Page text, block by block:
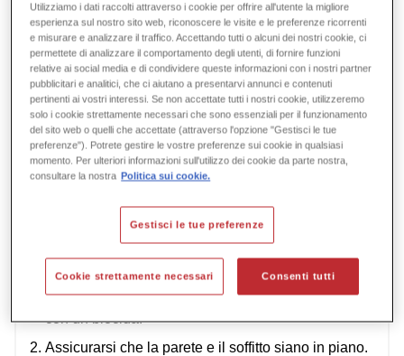
Come utilizzare il prodotto Documentazione Specifiche:
Domande frequenti (FAQ) Informazioni sulla sicurezza
vernice e materiali organici dalla parete e dal
soffitto. In caso di crescita di muffe, pulire la parete
con un biocida.
Assicurarsi che la parete e il soffitto siano in piano.
Utilizziamo i dati raccolti attraverso i cookie per offrire all'utente la migliore
esperienza sul nostro sito web, riconoscere le visite e le preferenze ricorrenti
e misurare e analizzare il traffico. Accettando tutti o alcuni dei nostri cookie, ci
permettete di analizzare il comportamento degli utenti, di fornire funzioni
relative ai social media e di condividere queste informazioni con i nostri partner
pubblicitari e analitici, che ci aiutano a presentarvi annunci e contenuti
pertinenti ai vostri interessi. Se non accettate tutti i nostri cookie, utilizzeremo
solo i cookie strettamente necessari che sono essenziali per il funzionamento
del sito web o quelli che accettate (attraverso l'opzione "Gestisci le tue
preferenze"). Potrete gestire le vostre preferenze sui cookie in qualsiasi
momento. Per ulteriori informazioni sull'utilizzo dei cookie da parte nostra,
consultare la nostra Politica sui cookie.
Gestisci le tue preferenze
Cookie strettamente necessari Consenti tutti